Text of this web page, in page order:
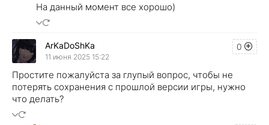
На данный момент все хорошо)
0
ArKaDoShKa
11 июня 2025 15:22
Простите пожалуйста за глупый вопрос, чтобы не
потерять сохранения с прошлой версии игры, нужно
что делать?